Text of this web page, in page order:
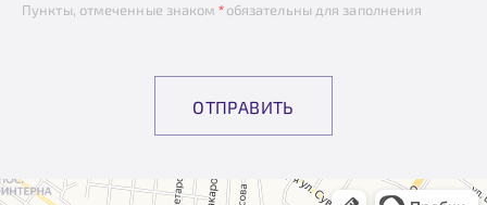
Пункты, отмеченные знаком *обязательны для заполнения
ОТПРАВИТЬ